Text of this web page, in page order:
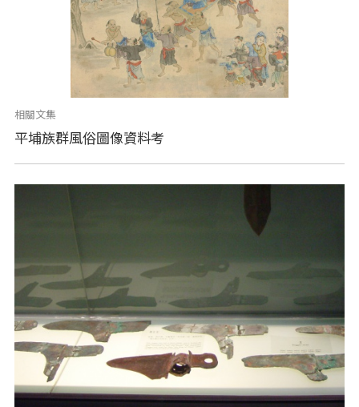
相關文集
平埔族群風俗圖像資料考